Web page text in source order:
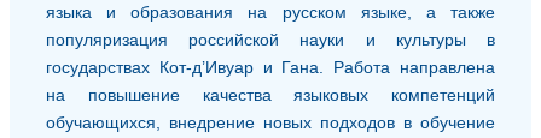
языка и образования на русском языке, а также
популяризация российской науки и культуры в
государствах Кот-д’Ивуар и Гана. Работа направлена
на повышение качества языковых компетенций
обучающихся, внедрение новых подходов в обучение